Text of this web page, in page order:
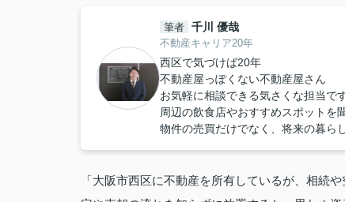
筆者 千川 優哉
不動産キャリア20年
西区で気づけば20年
不動産屋っぽくない不動産屋さん
お気軽に相談できる気さくな担当で
周辺の飲食店やおすすめスポットを
物件の売買だけでなく、将来の暮ら
「大阪市西区に不動産を所有しているが、相続